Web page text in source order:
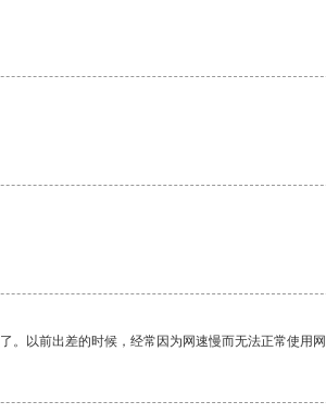
以前出差的时候，经常因为网速慢而无法正常使用